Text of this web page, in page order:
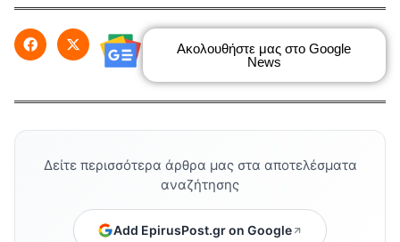
Ακολουθήστε μας στο Google
News
Δείτε περισσότερα άρθρα μας στα αποτελέσματα
αναζήτησης
Add EpirusPost.gr on Google